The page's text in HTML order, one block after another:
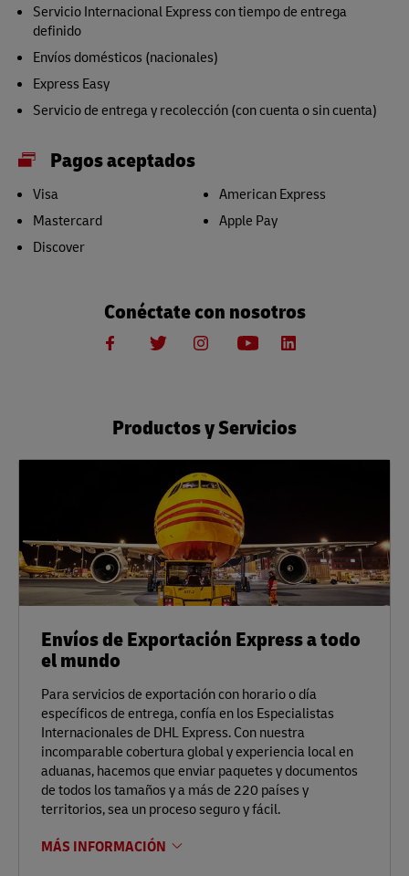
Servicio Internacional Express con tiempo de entrega
definido
Envíos domésticos (nacionales)
Express Easy
Servicio de entrega y recolección (con cuenta o sin cuenta)
Pagos aceptados
Visa
Mastercard
Discover
American Express
Apple Pay
Conéctate con nosotros
Productos y Servicios
Envíos de Exportación Express a todo
el mundo
Para servicios de exportación con horario o día
específicos de entrega, confía en los Especialistas
Internacionales de DHL Express. Con nuestra
incomparable cobertura global y experiencia local en
aduanas, hacemos que enviar paquetes y documentos
de todos los tamaños y a más de 220 países y
territorios, sea un proceso seguro y fácil.
MÁS INFORMACIÓN